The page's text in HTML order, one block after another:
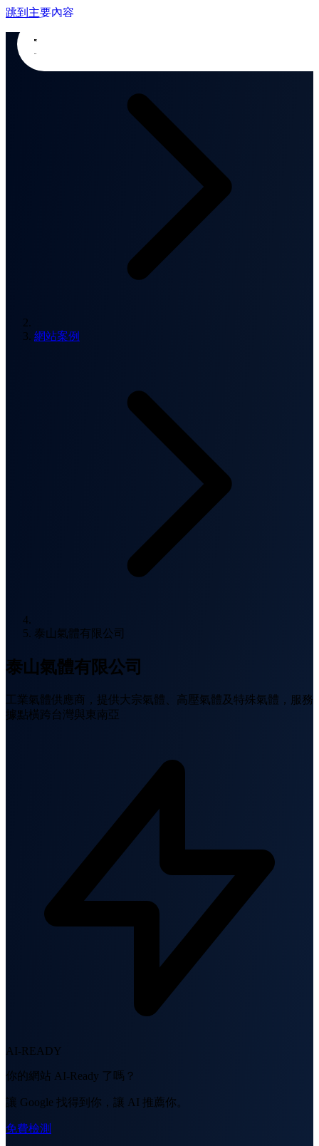
跳到主要內容
首頁
網站案例
泰山氣體有限公司
泰山氣體有限公司
工業氣體供應商，提供大宗氣體、高壓氣體及特殊氣體，服務
據點橫跨台灣與東南亞
AI-READY
你的網站 AI-Ready 了嗎？
讓 Google 找得到你，讓 AI 推薦你。
免費檢測